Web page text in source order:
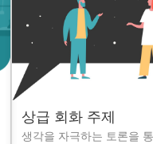
상급 회화 주제
생각을 자극하는 토론을